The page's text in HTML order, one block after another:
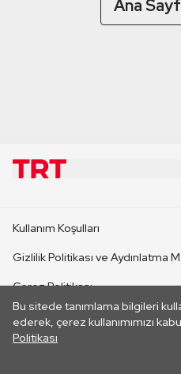
Ana
Bu sitede tanımlama bilgileri
ederek, çerez kullanımımızı
Politikası
CANLI YAYINLAR
Kullanım Koşulları
Gizlilik Politikası ve Aydınlatma
Çerez Politikası
İletişim
Her hakkı saklıdır. ©2026